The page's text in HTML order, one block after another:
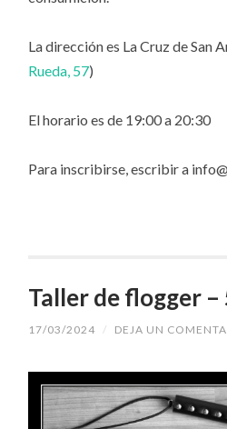
La dirección es La Cruz de San
Rueda, 57)
El horario es de 19:00 a 20:30
Para inscribirse, escribir a
Taller de flogger –
17/03/2024 / DEJA UN